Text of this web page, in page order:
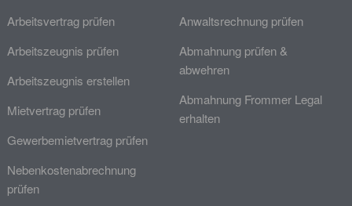
Arbeitsvertrag prüfen
Arbeitszeugnis prüfen
Arbeitszeugnis erstellen
Mietvertrag prüfen
Gewerbemietvertrag prüfen
Nebenkostenabrechnung
prüfen
Anwaltsrechnung prüfen
Abmahnung prüfen &
abwehren
Abmahnung Frommer Legal
erhalten